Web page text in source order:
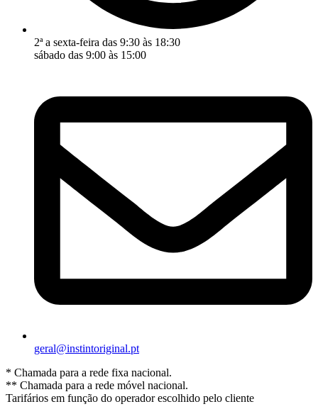
2ª a sexta-feira das 9:30 às 18:30
sábado das 9:00 às 15:00
geral@instintoriginal.pt
* Chamada para a rede fixa nacional.
** Chamada para a rede móvel nacional.
Tarifários em função do operador escolhido pelo cliente